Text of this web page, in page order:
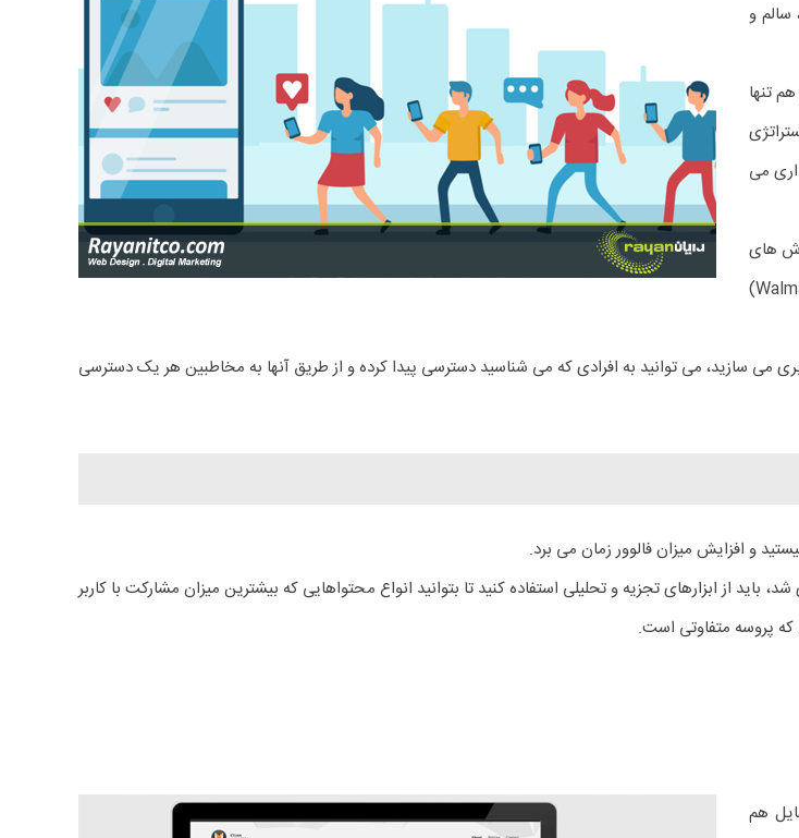
سالم و
تنها
می
های
شما از بین خواهد رفت، مثل شرکت های اپل، آمازون، سامسونگ، نایک و والمارت (Walmart)
می سازید، می توانید به افرادی که می شناسید دسترسی پیدا کرده و از طریق آنها به مخاطبین هر یک دسترسی
و افزایش میزان فالوور زمان می برد.
از ابزارهای تجزیه و تحلیلی استفاده کنید تا بتوانید انواع محتواهایی که بیشترین میزان مشارکت با کاربر
که پروسه متفاوتی است.
هم